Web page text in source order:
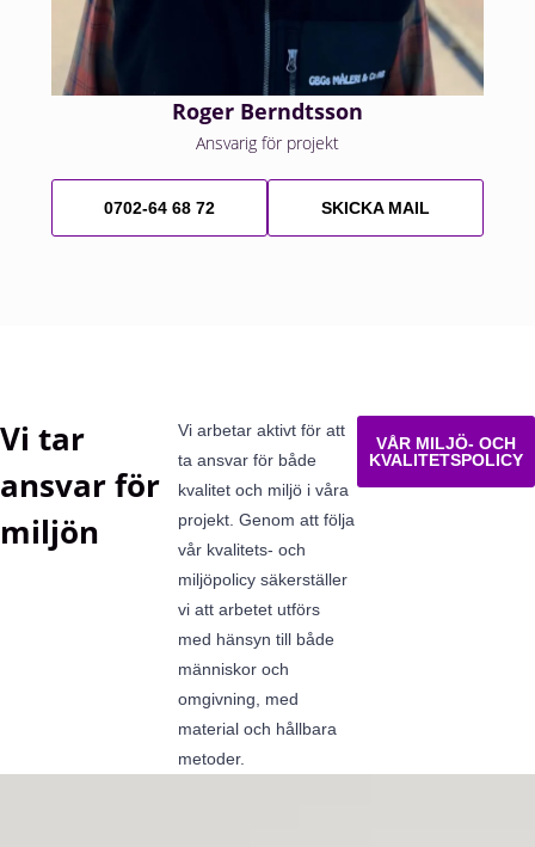
Roger Berndtsson
Ansvarig för projekt
0702-64 68 72 SKICKA MAIL
Vi tar
ansvar för
miljön
Vi arbetar aktivt för att
ta ansvar för både
kvalitet och miljö i våra
projekt. Genom att följa
vår kvalitets- och
miljöpolicy säkerställer
vi att arbetet utförs
med hänsyn till både
människor och
omgivning, med
material och hållbara
metoder.
VÅR MILJÖ- OCH
KVALITETSPOLICY